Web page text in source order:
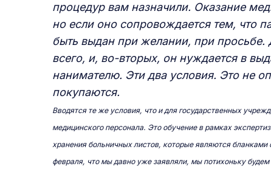
процедур вам назначили. Оказание
но если оно сопровождается тем, что
быть выдан при желании, при просьбе.
всего, и, во-вторых, он нуждается в
нанимателю. Эти два условия. Это не
покупаются.
Вводятся те же условия, что и для государственных
медицинского персонала. Это обучение в рамках
хранения больничных листов, которые являются
февраля, что мы давно уже заявляли, мы потихоньку